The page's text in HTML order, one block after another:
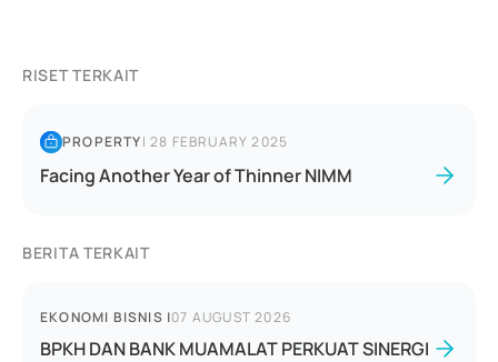
RISET TERKAIT
PROPERTY|28 FEBRUARY 2025
Facing Another Year of Thinner NIMM
BERITA TERKAIT
EKONOMI BISNIS |07 AUGUST 2026
BPKH DAN BANK MUAMALAT PERKUAT SINERGI